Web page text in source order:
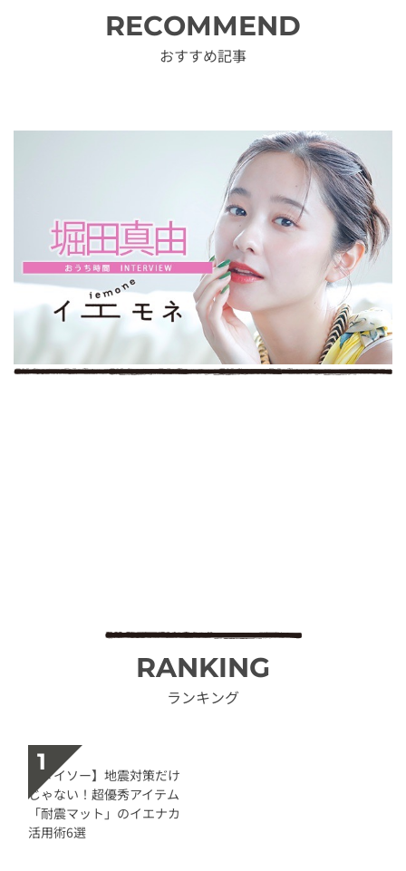
RECOMMEND
おすすめ記事
RANKING
ランキング
【ダイソー】地震対策だけ
じゃない！超優秀アイテム
「耐震マット」のイエナカ
活用術6選